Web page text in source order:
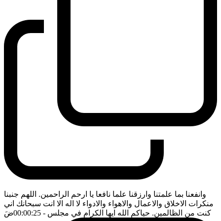
وانفعنا بما علمتنا وارزقنا علما نافعا يا ارحم الراحمين. اللهم جنبنا
منكرات الاخلاق والاعمال والاهواء والادواء لا اله الا انت سبحانك اني
كنت من الظالمين. حياكم الله ايها الكرام في مجلس - 00:00:25 ضَ